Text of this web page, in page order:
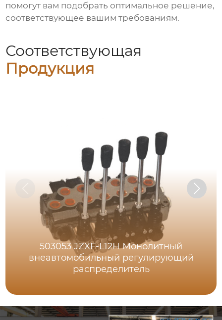
помогут вам подобрать оптимальное решение,
соответствующее вашим требованиям.
Соответствующая
Продукция
503053 JZXF-L12H Монолитный
внеавтомобильный регулирующий
распределитель